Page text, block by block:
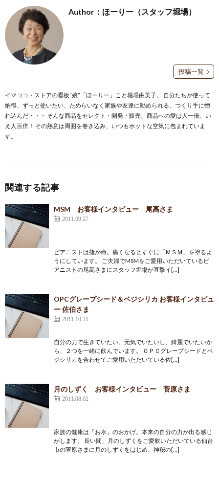
Author：ほーりー（スタッフ堀場）
投稿一覧
イマココ・ストアの看板“娘”「ほーりー」こと堀場由美子。 自分たちが使って
納得、ずっと使いたい、ためらいなく家族や友達に勧められる、つくり手に惚
れ込んだ・・・ そんな商品をセレクト・開発・販売、商品への愛は人一倍、い
え人百倍！ その熱意は周囲を巻き込み、いつもホットな空気に包まれていま
す。
関連する記事
MSM お客様インタビュー 尾高さま
2011.09.27
ピアニストは指が命。痛くなるとすぐに「ＭＳＭ」を塗るよ
うにしています。 ご夫婦でMSMをご愛用いただいているピ
アニストの尾高さまにスタッフ堀場が直撃イ[…]
OPCグレープシード＆ベジシリカ お客様インタビュ
ー 佐伯さま
2011.10.31
自分の力で生きていたい。元気でいたいし、綺麗でいたいか
ら、２つを一緒に飲んでいます。 ＯＰＣグレープシードとベ
ジシリカを合わせてご愛用いただいている佐[…]
月のしずく お客様インタビュー 菅原さま
2011.08.02
家族の健康は「お水」のおかげ。本来の自分の力が出る感じ
がします。 長い間、月のしずくをご愛飲いただいている仙台
市の菅原さまに月のしずくをはじめ、神秘の[…]